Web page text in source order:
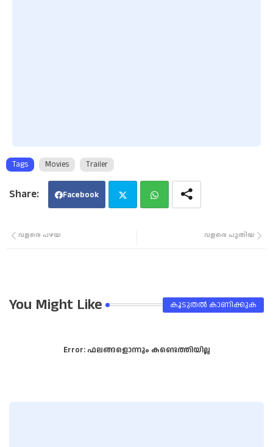
Tags Movies Trailer
Facebook
വളരെ പുതിയ
വളരെ പഴയ
You Might Like കൂടുതൽ‍ കാണിക്കുക
Error:ഫലങ്ങളൊന്നും കണ്ടെത്തിയില്ല